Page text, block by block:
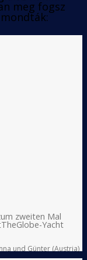
meg fogsz
zweiten Mal
Yacht
und Günter (Austria)